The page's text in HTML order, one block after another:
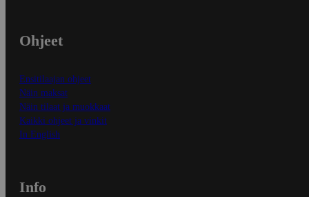
Ohjeet
Ensitilaajan ohjeet
Näin maksat
Näin tilaat ja muokkaat
Kaikki ohjeet ja vinkit
In English
Info